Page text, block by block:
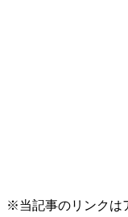
※当記事のリンクは